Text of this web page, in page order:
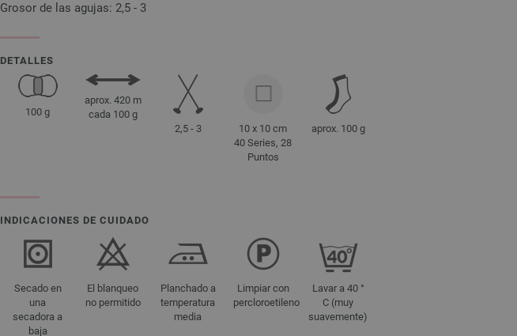
Grosor de las agujas: 2,5 - 3
DETALLES
100 g
aprox. 420 m
cada 100 g
2,5 - 3
10 x 10 cm
40 Series, 28
Puntos
aprox. 100 g
INDICACIONES DE CUIDADO
Secado en
una
secadora a
baja
El blanqueo
no permitido
Planchado a
temperatura
media
Limpiar con
percloroetileno
Lavar a 40 °
C (muy
suavemente)